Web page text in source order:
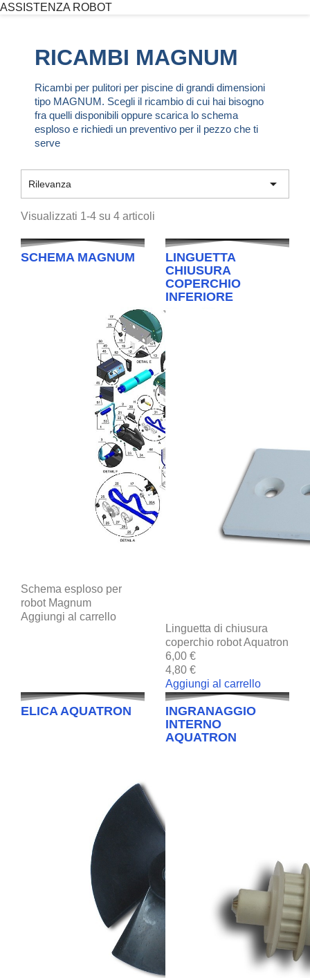
ASSISTENZA ROBOT
RICAMBI MAGNUM
Ricambi per pulitori per piscine di grandi dimensioni
tipo MAGNUM. Scegli il ricambio di cui hai bisogno
fra quelli disponibili oppure scarica lo schema
esploso e richiedi un preventivo per il pezzo che ti
serve
Rilevanza 
Visualizzati 1-4 su 4 articoli
SCHEMA MAGNUM
Schema esploso per
robot Magnum
Aggiungi al carrello
LINGUETTA
CHIUSURA
COPERCHIO
INFERIORE
Linguetta di chiusura
coperchio robot Aquatron
6,00 €
4,80 €
Aggiungi al carrello
ELICA AQUATRON
INGRANAGGIO
INTERNO
AQUATRON